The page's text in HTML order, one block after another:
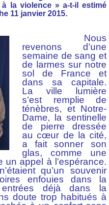
la violence » a-t-il estimé
11 janvier 2015.
Nous
revenons d’une
semaine de sang et
de larmes sur notre
sol de France et
dans sa capitale.
La ville lumière
s’est remplie de
ténèbres, et Notre-
Dame, la sentinelle
de pierre dressée
au cœur de la cité,
a fait sonner son
glas, comme une
un appel à l’espérance.
qu’un souvenir
enfouies dans la
déjà dans la
doute trop habitués à